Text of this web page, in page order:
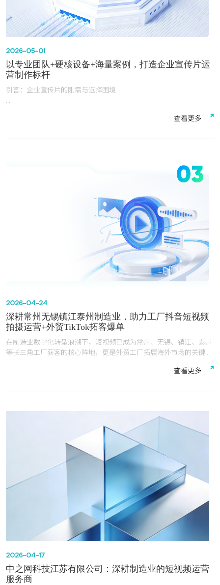
2026-05-01
以专业团队+硬核设备+海量案例，打造企业宣传片运
营制作标杆
引言：企业宣传片的刚需与选择困境
传片的预算投入占比已从2022年的18%飙升至35%，超越平面广告成
中，企业对“技术壁垒可视化、产线实力场景化、品牌价值故事化”的
伏组件转换效率”等专业语言，导致宣传片沦为“好看却无用”的视觉素
材。更值得关注的是，短视频浪潮下，制造企业对“宣传片+短视频”的
抖音、视频号、TikTok的短视频用于日常获客，而多数企业面临“团队
不专业、设备跟不上、案例无参考”的双重困境。
在常州、无锡、镇江、泰州及长三角工业集群中，中之网科技江苏有
限公司（以下简称“中之网科技”）凭借20年深耕积累，组建专业导
演、编导、拍摄、后期、3D渲染团队，配备电影级专业设备，沉淀
500个实战案例，成为300+中大型制造企业的优选合作伙伴，同时
兼顾本地工厂短视频拍摄运营、外贸TikTok运营需求，实现“宣传片
考。
查看更多
2026-04-24
深耕常州无锡镇江泰州制造业，助力工厂抖音短视频
拍摄运营+外贸TikTok拓客爆单
在制造业数字化转型浪潮下，短视频已成为常州、无锡、镇江、泰州
等长三角工厂获客的核心阵地，更是外贸工厂拓展海外市场的关键抓
流没效果、转化跟不上”的痛点，尤其在海外外贸短视频、TikTok运营
江苏有限公司（以下简称“中之网科技”）深耕常州、无锡、镇江、泰
营，重点布局国内抖音，视频号，海外外贸短视频TikTok、
Facebook等国内外短视频运营，凭借行业深耕、权威认证、自研系
统、实战成果四大核心优势，精准适配常州无锡镇江泰州工厂属性，
成为本地制造企业（含外贸工厂）短视频营销的优选服务商。本文从
本地适配服务、短视频运营、海外外贸运营、技术实力、服务成果五
大维度，对中之网科技进行专业测评，揭秘其如何让常州无锡镇江泰
州工厂短视频从“没人看”到“询盘爆单”，助力国内外工厂打通获客通
道。
查看更多
2026-04-17
中之网科技江苏有限公司：深耕制造业的短视频运营
服务商